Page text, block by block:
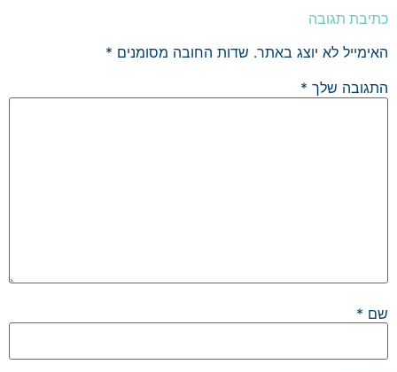
כתיבת תגובה
האימייל לא יוצג באתר. שדות החובה מסומנים *
התגובה שלך *
שם *